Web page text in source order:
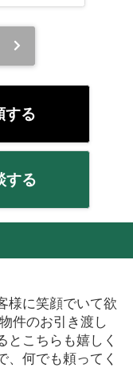
する
する
様に笑顔でいて欲
件のお引き渡し
とこちらも嬉しく
、何でも頼ってく